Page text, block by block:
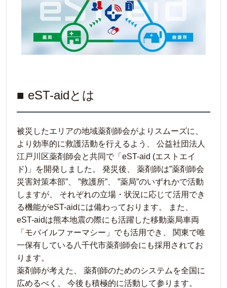
■ eST-aidとは
被災したエリアの地域薬剤師会がよりスムーズに、
より効率的に救護活動を行えるよう、 公益社団法人
江戸川区薬剤師会と共同で「eST-aid (エストエイ
ド)」を開発しました。 発災後、 薬剤師は”薬剤師会
災害対策本部”、 ”救護所”、 ”薬局”のいずれかで活動
しますが、 それぞれの立場・状況に応じて活用でき
る機能がeST-aidには備わっております。 また、
eST-aidは熊本地震の際にも活躍した移動薬局車両
「モバイルファーマシー」でも活用でき、 関東で唯
一保有している八千代市薬剤師会にも採用されてお
ります。
薬剤師が考えた、 薬剤師のためのシステムを全国に
広めるべく、 今後も積極的に活動して参ります。